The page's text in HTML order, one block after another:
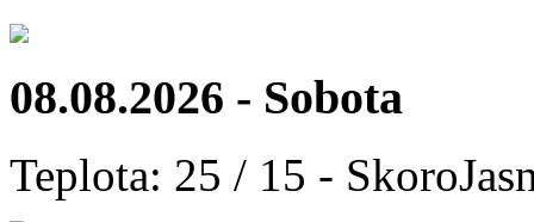
08.08.2026 - Sobota
Teplota: 25 / 15 -